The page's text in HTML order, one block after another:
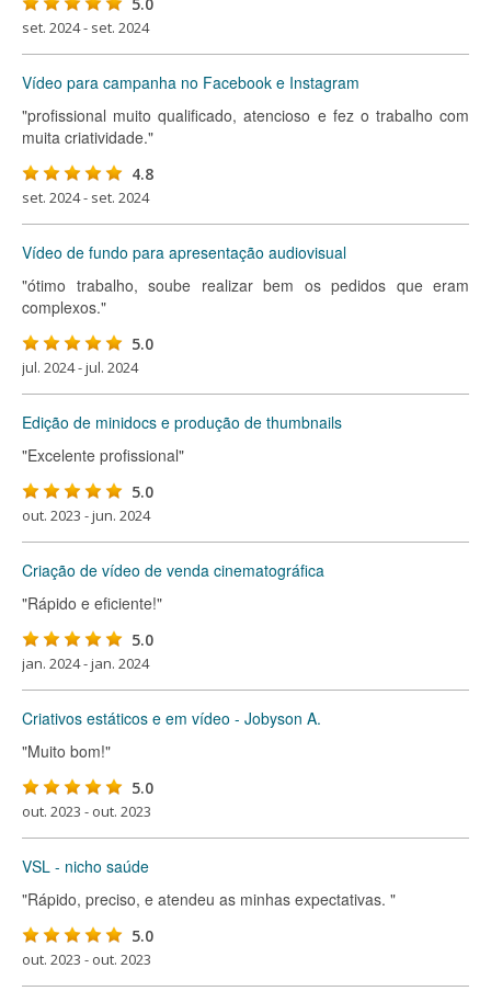
set. 2024 - set. 2024
Vídeo para campanha no Facebook e Instagram
"profissional muito qualificado, atencioso e fez o trabalho com
muita criatividade."
4.8
set. 2024 - set. 2024
Vídeo de fundo para apresentação audiovisual
"ótimo trabalho, soube realizar bem os pedidos que eram
complexos."
5.0
jul. 2024 - jul. 2024
Edição de minidocs e produção de thumbnails
"Excelente profissional"
5.0
out. 2023 - jun. 2024
Criação de vídeo de venda cinematográfica
"Rápido e eficiente!"
5.0
jan. 2024 - jan. 2024
Criativos estáticos e em vídeo - Jobyson A.
"Muito bom!"
5.0
out. 2023 - out. 2023
VSL - nicho saúde
"Rápido, preciso, e atendeu as minhas expectativas. "
5.0
out. 2023 - out. 2023